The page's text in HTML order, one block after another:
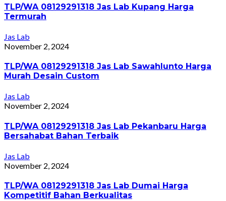
TLP/WA 08129291318 Jas Lab Kupang Harga
Termurah
Jas Lab
November 2, 2024
TLP/WA 08129291318 Jas Lab Sawahlunto Harga
Murah Desain Custom
Jas Lab
November 2, 2024
TLP/WA 08129291318 Jas Lab Pekanbaru Harga
Bersahabat Bahan Terbaik
Jas Lab
November 2, 2024
TLP/WA 08129291318 Jas Lab Dumai Harga
Kompetitif Bahan Berkualitas